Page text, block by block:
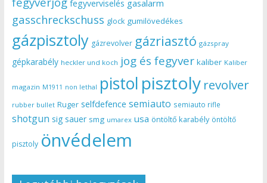
fegyverviselés gasalarm
gasschreckschuss glock gumilövedékes
gázpisztoly gázrevolver gázriasztó gázspray
gépkarabély heckler und koch jog és fegyver kaliber Kaliber
magazin M1911 non lethal pistol pisztoly revolver
rubber bullet Ruger selfdefence semiauto semiauto rifle
shotgun sig sauer smg umarex usa öntöltő karabély öntöltő
pisztoly önvédelem